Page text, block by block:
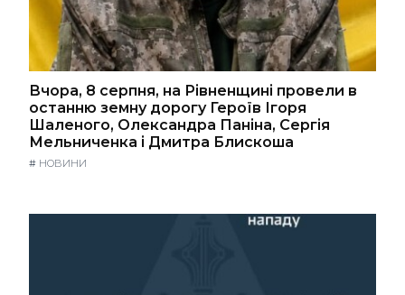
Вчора, 8 серпня, на Рівненщині провели в
останню земну дорогу Героїв Ігоря
Шаленого, Олександра Паніна, Сергія
Мельниченка і Дмитра Блискоша
# НОВИНИ